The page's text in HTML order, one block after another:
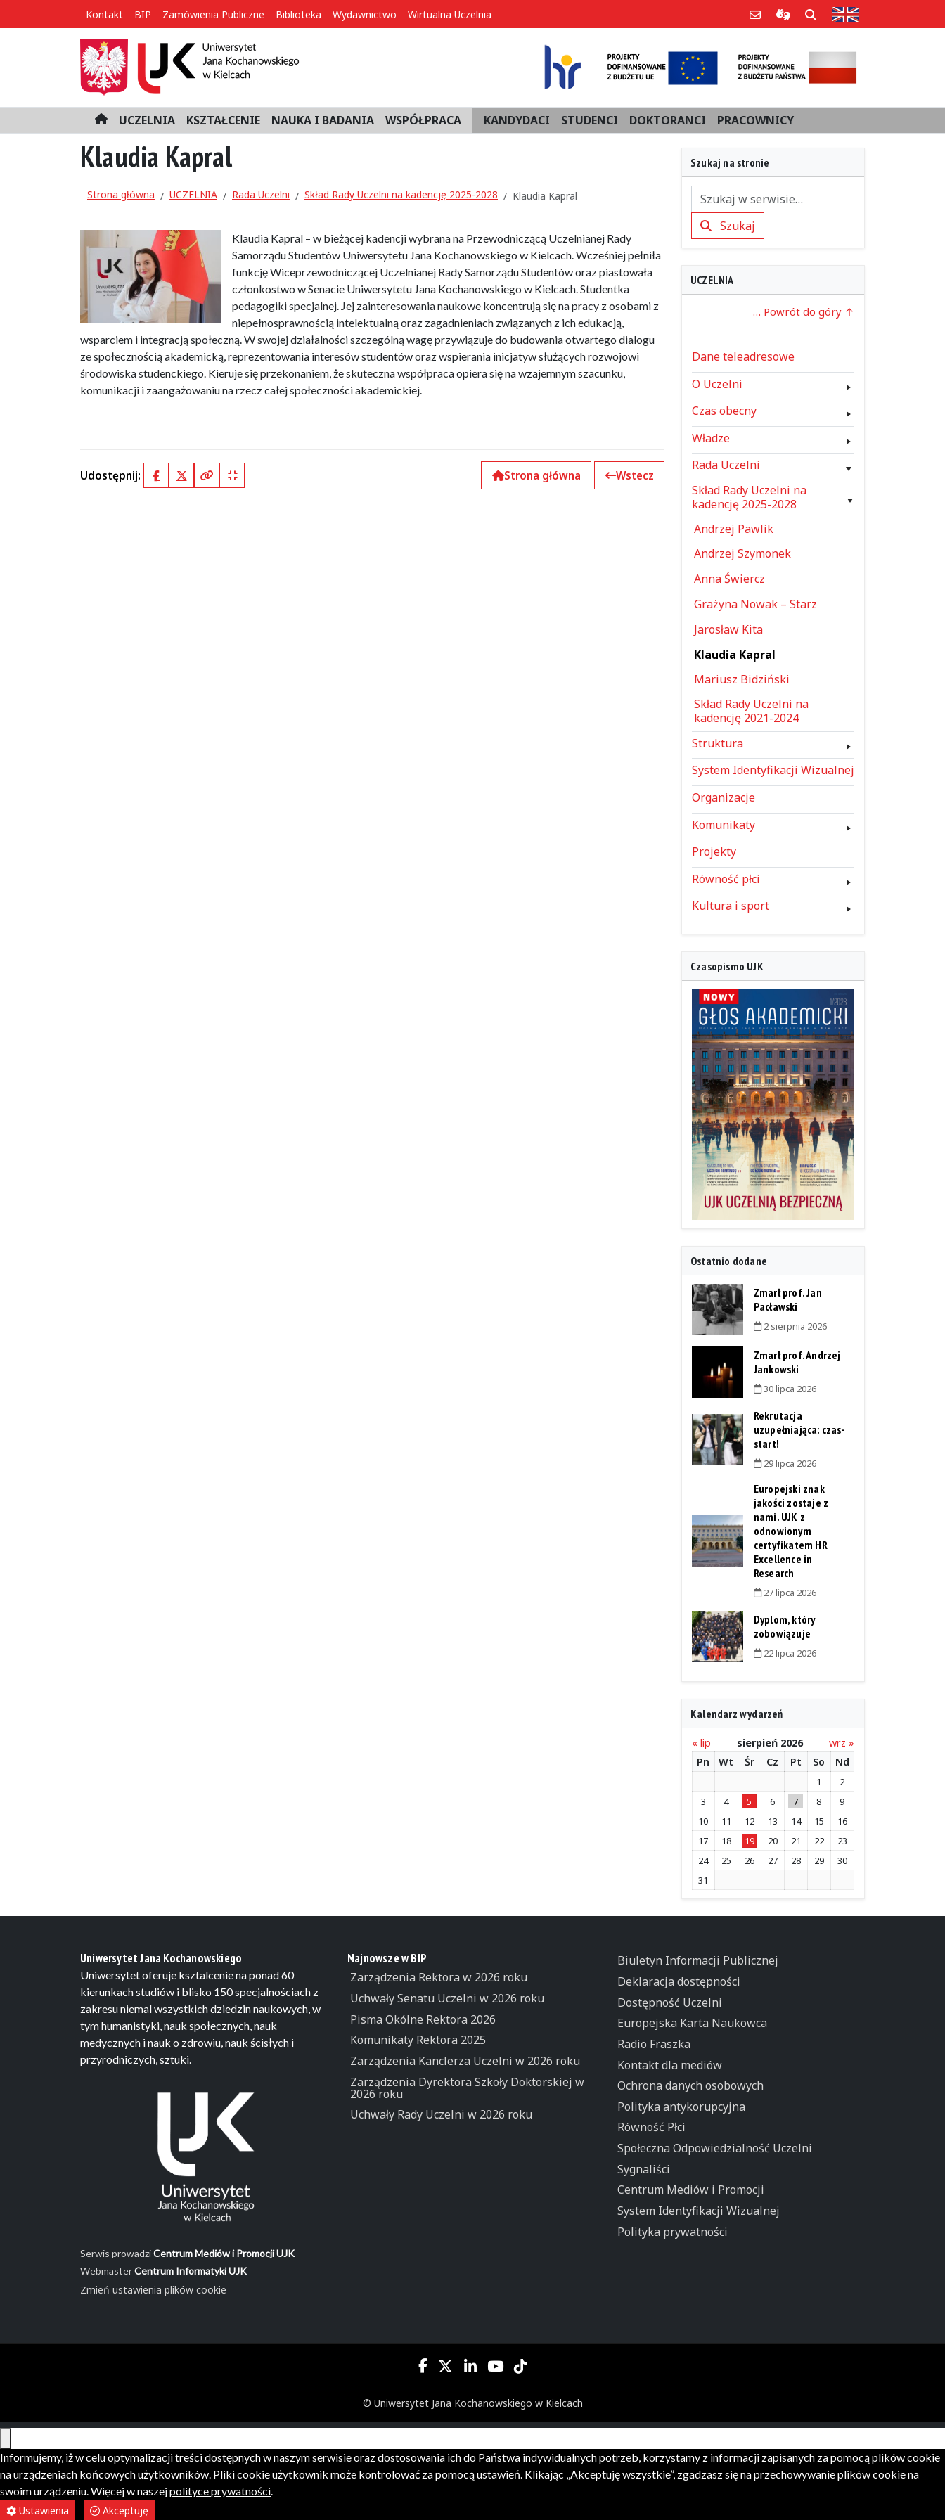
Kontakt BIP Zamówienia Publiczne Biblioteka Wydawnictwo Wirtualna Uczelnia Poczta e-mailInformacje dla użytkowników
Szukaj Strona w języku
H
o
m
e
UCZELNIA KSZTAŁCENIE NAUKA I BADANIA WSPÓŁPRACA KANDYDACI STUDENCI DOKTORANCI PRACOWNICY
Klaudia Kapral
Strona główna UCZELNIA Rada Uczelni Skład Rady Uczelni na kadencję 2025-2028 Klaudia Kapral
Klaudia Kapral – w bieżącej kadencji wybrana na Przewodniczącą Uczelnianej Rady
Samorządu Studentów Uniwersytetu Jana Kochanowskiego w Kielcach. Wcześniej pełniła
funkcję Wiceprzewodniczącej Uczelnianej Rady Samorządu Studentów oraz piastowała
członkostwo w Senacie Uniwersytetu Jana Kochanowskiego w Kielcach. Studentka
pedagogiki specjalnej. Jej zainteresowania naukowe koncentrują się na pracy z osobami z
niepełnosprawnością intelektualną oraz zagadnieniach związanych z ich edukacją,
wsparciem i integracją społeczną. W swojej działalności szczególną wagę przywiązuje do budowania otwartego dialogu
ze społecznością akademicką, reprezentowania interesów studentów oraz wspierania inicjatyw służących rozwojowi
środowiska studenckiego. Kieruje się przekonaniem, że skuteczna współpraca opiera się na wzajemnym szacunku,
komunikacji i zaangażowaniu na rzecz całej społeczności akademickiej.
Udostępnij: FacebookX (Twitter)
Kopiuj pełny link
Kopiuj krótki link Strona główna Wstecz
Szukaj na stronie
SzukajSzukaj
UCZELNIA
… Powrót do góry
Dane teleadresowe
O Uczelni
Czas obecny
Władze
Rada Uczelni
Skład Rady Uczelni na
kadencję 2025-2028
Andrzej Pawlik
Andrzej Szymonek
Anna Świercz
Grażyna Nowak – Starz
Jarosław Kita
Klaudia Kapral
Mariusz Bidziński
Skład Rady Uczelni na
kadencję 2021-2024
Struktura
System Identyfikacji Wizualnej
Organizacje
Komunikaty
Projekty
Równość płci
Kultura i sport
Czasopismo UJK
Ostatnio dodane
Zmarł prof. Jan
Pacławski
2 sierpnia 2026
Zmarł prof. Andrzej
Jankowski
30 lipca 2026
Rekrutacja
uzupełniająca: czas-
start!
29 lipca 2026
Europejski znak
jakości zostaje z
nami. UJK z
odnowionym
certyfikatem HR
Excellence in
Research
27 lipca 2026
Dyplom, który
zobowiązuje
22 lipca 2026
Kalendarz wydarzeń
« lip sierpień 2026
wrz »
Pn
Wt Śr Cz Pt So Nd
1
2
3
4 5 6 7 8
9
10
11 12 13 14 15
16
17
18 19 20 21 22
23
24
25 26 27 28 29
30
31
Uniwersytet Jana Kochanowskiego
Uniwersytet oferuje ksztalcenie na ponad 60
kierunkach studiów i blisko 150 specjalnościach z
zakresu niemal wszystkich dziedzin naukowych, w
tym humanistyki, nauk społecznych, nauk
medycznych i nauk o zdrowiu, nauk ścisłych i
przyrodniczych, sztuki.
Serwis prowadziCentrum Mediów i Promocji UJK
WebmasterCentrum Informatyki UJK
Zmień ustawienia plików cookie
Najnowsze w BIP
Zarządzenia Rektora w 2026 roku
Uchwały Senatu Uczelni w 2026 roku
Pisma Okólne Rektora 2026
Komunikaty Rektora 2025
Zarządzenia Kanclerza Uczelni w 2026 roku
Zarządzenia Dyrektora Szkoły Doktorskiej w
2026 roku
Uchwały Rady Uczelni w 2026 roku
Biuletyn Informacji Publicznej
Deklaracja dostępności
Dostępność Uczelni
Europejska Karta Naukowca
Radio Fraszka
Kontakt dla mediów
Ochrona danych osobowych
Polityka antykorupcyjna
Równość Płci
Społeczna Odpowiedzialność Uczelni
Sygnaliści
Centrum Mediów i Promocji
System Identyfikacji Wizualnej
Polityka prywatności
© Uniwersytet Jana Kochanowskiego w Kielcach
Informujemy, iż w celu optymalizacji treści dostępnych w naszym serwisie oraz dostosowania ich do Państwa indywidualnych potrzeb, korzystamy z informacji zapisanych za pomocą plików cookie
na urządzeniach końcowych użytkowników. Pliki cookie użytkownik może kontrolować za pomocą ustawień. Klikając „Akceptuję wszystkie”, zgadzasz się na przechowywanie plików cookie na
swoim urządzeniu. Więcej w naszejpolityce prywatności
Ustawienia
Akceptuję